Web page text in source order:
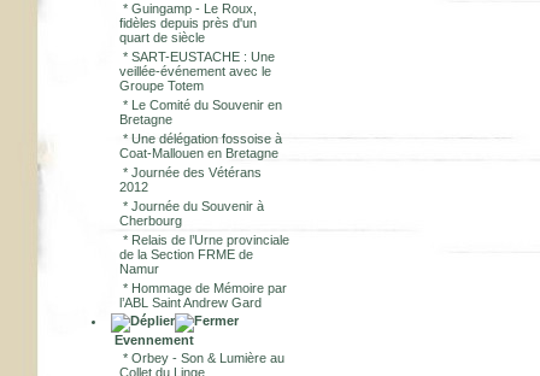
* Guingamp - Le Roux,
fidèles depuis près d'un
quart de siècle
* SART-EUSTACHE : Une
veillée-événement avec le
Groupe Totem
* Le Comité du Souvenir en
Bretagne
* Une délégation fossoise à
Coat-Mallouen en Bretagne
* Journée des Vétérans
2012
* Journée du Souvenir à
Cherbourg
* Relais de l’Urne provinciale
de la Section FRME de
Namur
* Hommage de Mémoire par
l’ABL Saint Andrew Gard
Evennement
* Orbey - Son & Lumière au
Collet du Linge